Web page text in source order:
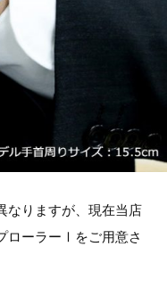
なりますが、現在当店
ローラーⅠをご用意さ